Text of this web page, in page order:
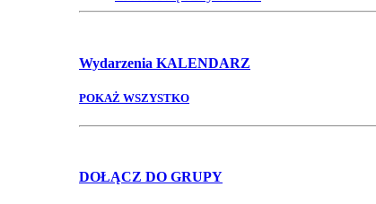
Wydarzenia KALENDARZ
POKAŻ WSZYSTKO
DOŁĄCZ DO GRUPY